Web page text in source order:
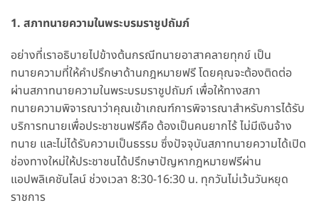
1. สภาทนายความในพระบรมราชูปถัมภ์
อย่างที่เราอธิบายไปข้างต้นกรณีทนายอาสาคลายทุกข์ เป็น
ทนายความที่ให้คำปรึกษาด้านกฎหมายฟรี โดยคุณจะต้องติดต่อ
ผ่านสภาทนายความในพระบรมราชูปถัมภ์ เพื่อให้ทางสภา
ทนายความพิจารณาว่าคุณเข้าเกณฑ์การพิจารณาสำหรับการได้รับ
บริการทนายเพื่อประชาชนฟรีคือ ต้องเป็นคนยากไร้ ไม่มีเงินจ้าง
ทนาย และไม่ได้รับความเป็นธรรม ซึ่งปัจจุบันสภาทนายความได้เปิด
ช่องทางใหม่ให้ประชาชนได้ปรึกษาปัญหากฎหมายฟรีผ่าน
แอปพลิเคชันไลน์ ช่วงเวลา 8:30-16:30 น. ทุกวันไม่เว้นวันหยุด
ราชการ